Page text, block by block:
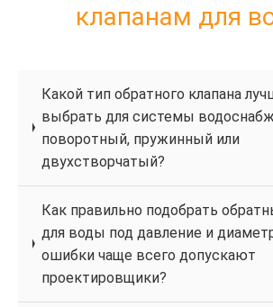
клапанам для
Какой тип обратного клапана
выбрать для системы
поворотный, пружинный или
двухстворчатый?
Как правильно подобрать
для воды под давление и
ошибки чаще всего допускают
проектировщики?